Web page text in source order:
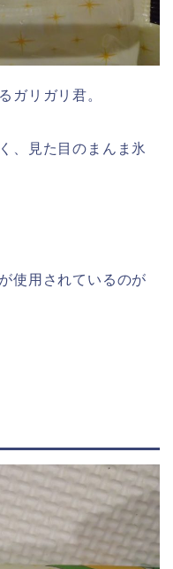
ガリガリ君。
、見た目のまんま氷
使用されているのが